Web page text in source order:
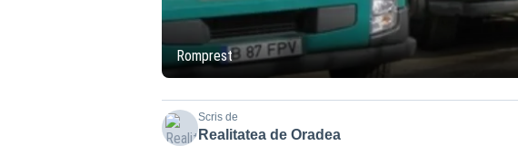
Romprest
Scris de
Realitatea de Oradea